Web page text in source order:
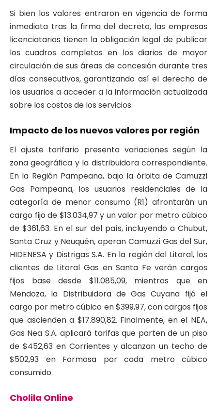
Si bien los valores entraron en vigencia de forma
inmediata tras la firma del decreto, las empresas
licenciatarias tienen la obligación legal de publicar
los cuadros completos en los diarios de mayor
circulación de sus áreas de concesión durante tres
días consecutivos, garantizando así el derecho de
los usuarios a acceder a la información actualizada
sobre los costos de los servicios.
Impacto de los nuevos valores por región
El ajuste tarifario presenta variaciones según la
zona geográfica y la distribuidora correspondiente.
En la Región Pampeana, bajo la órbita de Camuzzi
Gas Pampeana, los usuarios residenciales de la
categoría de menor consumo (R1) afrontarán un
cargo fijo de $13.034,97 y un valor por metro cúbico
de $361,63. En el sur del país, incluyendo a Chubut,
Santa Cruz y Neuquén, operan Camuzzi Gas del Sur,
HIDENESA y Distrigas S.A. En la región del Litoral, los
clientes de Litoral Gas en Santa Fe verán cargos
fijos base desde $11.085,09, mientras que en
Mendoza, la Distribuidora de Gas Cuyana fijó el
cargo por metro cúbico en $399,97, con cargos fijos
que ascienden a $17.890,82. Finalmente, en el NEA,
Gas Nea S.A. aplicará tarifas que parten de un piso
de $452,63 en Corrientes y alcanzan un techo de
$502,93 en Formosa por cada metro cúbico
consumido.
Cholila Online